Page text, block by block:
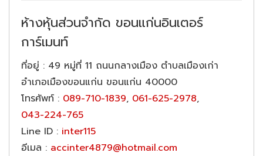
ห้างหุ้นส่วนจำกัด ขอนแก่นอินเตอร์
การ์เมนท์
ที่อยู่ : 49 หมู่ที่ 11 ถนนกลางเมือง ตำบลเมืองเก่า
อำเภอเมืองขอนแก่น ขอนแก่น 40000
โทรศัพท์ : 089-710-1839, 061-625-2978,
043-224-765
Line ID : inter115
อีเมล : accinter4879@hotmail.com